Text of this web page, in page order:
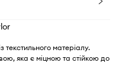
текстильного матеріалу.
яка є міцною та стійкою до